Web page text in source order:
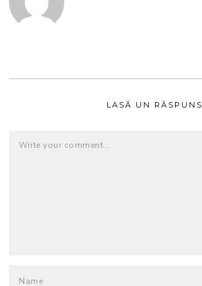
LASĂ UN RĂSPUNS